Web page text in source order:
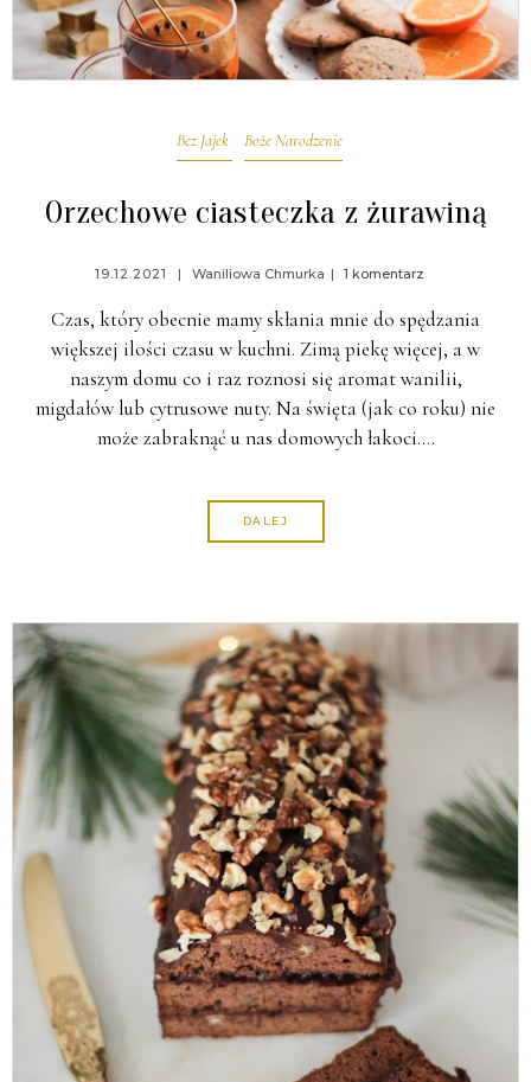
Bez Jajek Boże Narodzenie
Orzechowe ciasteczka z żurawiną
19.12.2021 Waniliowa Chmurka 1 komentarz
Czas, który obecnie mamy skłania mnie do spędzania
większej ilości czasu w kuchni. Zimą piekę więcej, a w
naszym domu co i raz roznosi się aromat wanilii,
migdałów lub cytrusowe nuty. Na święta (jak co roku) nie
może zabraknąć u nas domowych łakoci.…
DALEJ